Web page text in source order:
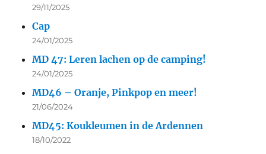
29/11/2025
Cap
24/01/2025
MD 47: Leren lachen op de camping!
24/01/2025
MD46 – Oranje, Pinkpop en meer!
21/06/2024
MD45: Koukleumen in de Ardennen
18/10/2022